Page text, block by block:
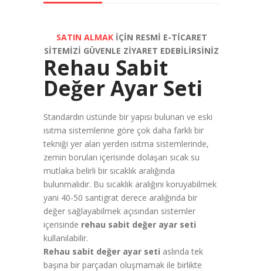
SATIN ALMAKİÇİN RESMİ E-TİCARET
SİTEMİZİ GÜVENLE ZİYARET EDEBİLİRSİNİZ
Rehau Sabit
Değer Ayar Seti
Standardın üstünde bir yapısı bulunan ve eski
ısıtma sistemlerine göre çok daha farklı bir
tekniği yer alan yerden ısıtma sistemlerinde,
zemin boruları içerisinde dolaşan sıcak su
mutlaka belirli bir sıcaklık aralığında
bulunmalıdır. Bu sıcaklık aralığını koruyabilmek
yani 40-50 santigrat derece aralığında bir
değer sağlayabilmek açısından sistemler
içerisinde rehau sabit değer ayar seti
kullanılabilir.
Rehau sabit değer ayar seti aslında tek
başına bir parçadan oluşmamak ile birlikte